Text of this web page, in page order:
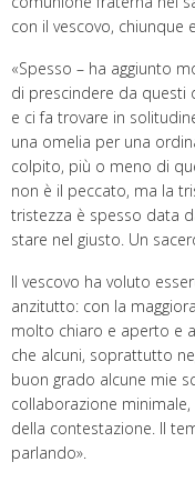
con il vescovo, chiunque
«Spesso – ha aggiunto
di prescindere da questi
e ci fa trovare in
una omelia per una
colpito, più o meno di
non è il peccato, ma la
tristezza è spesso data
stare nel giusto. Un
Il vescovo ha voluto
anzitutto: con la
molto chiaro e aperto e
che alcuni, soprattutto
buon grado alcune mie
collaborazione
della contestazione. Il
parlando».